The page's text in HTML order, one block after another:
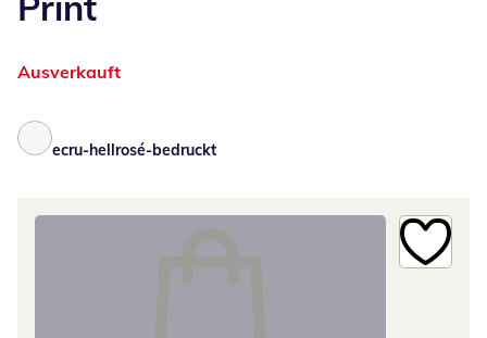
Ausverkauft
ecru-hellrosé-bedruckt